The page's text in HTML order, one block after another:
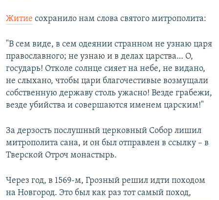
Житие сохранило нам слова святого митрополита:
"В сем виде, в сем одеянии странном не узнаю царя
православного; не узнаю и в делах царства… О,
государь! Отколе солнце сияет на небе, не видано,
не слыхано, чтобы цари благочестивые возмущали
собственную державу столь ужасно! Везде грабежи,
везде убийства и совершаются именем царским!"
За дерзость послушный церковный Собор лишил
митрополита сана, и он был отправлен в ссылку – в
Тверской Отроч монастырь.
Через год, в 1569-м, Грозный решил идти походом
на Новгород. Это был как раз тот самый поход,